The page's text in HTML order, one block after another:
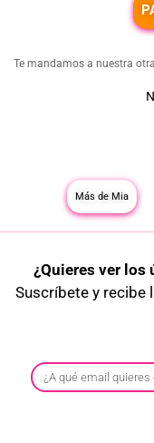
Te mandamos a nuestra
Más de Mia
¿Quieres ver los
Suscríbete y recibe